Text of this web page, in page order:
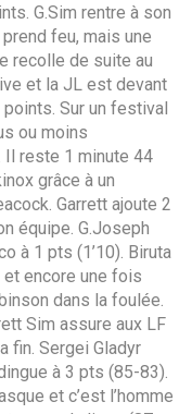
G.Sim rentre à son
feu, mais une
recolle de suite au
et la JL est devant
Sur un festival
ou moins
Il reste 1 minute 44
grâce à un
Garrett ajoute 2
équipe. G.Joseph
à 1 pts (1’10). Biruta
encore une fois
dans la foulée.
Sim assure aux LF
fin. Sergei Gladyr
à 3 pts (85-83).
et c’est l’homme